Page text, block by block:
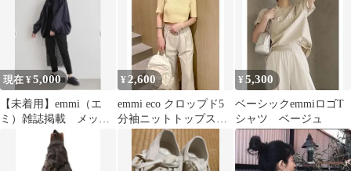
現在 ¥5,000
【未着用】emmi（エ
ミ）雑誌掲載 メッシ
ュ シアースカート
¥2,600
emmi eco クロップド5
分袖ニットトップス
半袖 カットソー ミ
ニT
¥ 5,300
ベーシックemmiロゴT
シャツ ベージュ